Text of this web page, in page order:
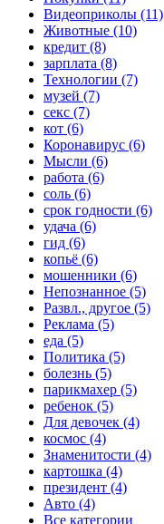
Видеоприколы (11)
Животные (10)
кредит (8)
зарплата (8)
Технологии (7)
музей (7)
секс (7)
кот (6)
Коронавирус (6)
Мысли (6)
работа (6)
соль (6)
срок годности (6)
удача (6)
гид (6)
копьё (6)
мошенники (6)
Непознанное (5)
Развл., другое (5)
Реклама (5)
еда (5)
Политика (5)
болезнь (5)
парикмахер (5)
ребенок (5)
Для девочек (4)
космос (4)
Знаменитости (4)
картошка (4)
президент (4)
Авто (4)
Все категории